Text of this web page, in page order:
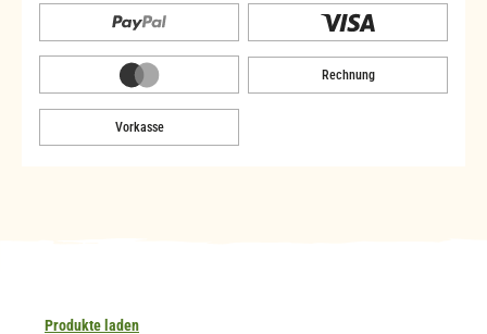
Rechnung
Vorkasse
Produkte laden